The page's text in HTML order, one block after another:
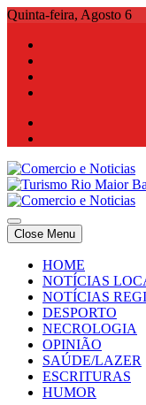
Skip
content
Quinta-feira, Agosto 6
Comercio e Noticias
Notícias e Publicidade
Comercio e Noticias
Notícias e Publicidade
Close Menu
HOME
NOTÍCIAS
NOTÍCIAS
DESPORTO
NECROLOGIA
OPINIÃO
SAÚDE/LAZER
ESCRITURAS
HUMOR